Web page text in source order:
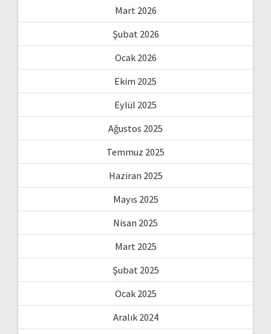
Mart 2026
Şubat 2026
Ocak 2026
Ekim 2025
Eylül 2025
Ağustos 2025
Temmuz 2025
Haziran 2025
Mayıs 2025
Nisan 2025
Mart 2025
Şubat 2025
Ocak 2025
Aralık 2024